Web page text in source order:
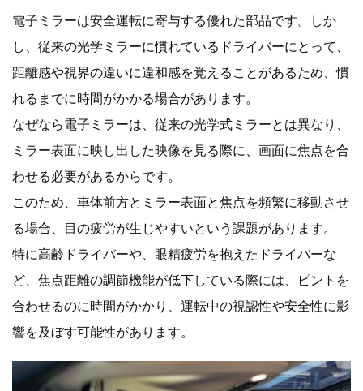
電子ミラーは安全運転に寄与する優れた部品です。しか
し、従来の光学ミラーに慣れているドライバーにとって、
距離感や視界の違いに違和感を覚えることがあるため、慣
れるまでに時間がかかる場合があります。
なぜなら電子ミラーは、従来の光学式ミラーとは異なり、
ミラー表面に映し出した映像を見る際に、画面に焦点を合
わせる必要があるからです。
このため、車体前方とミラー表面と焦点を頻繁に移動させ
る場合、目の疲労が生じやすいという課題があります。
特に高齢ドライバーや、眼精疲労を抱えたドライバーな
ど、焦点距離の調節機能が低下している際には、ピントを
合わせるのに時間がかかり、運転中の視認性や安全性に影
響を及ぼす可能性があります。